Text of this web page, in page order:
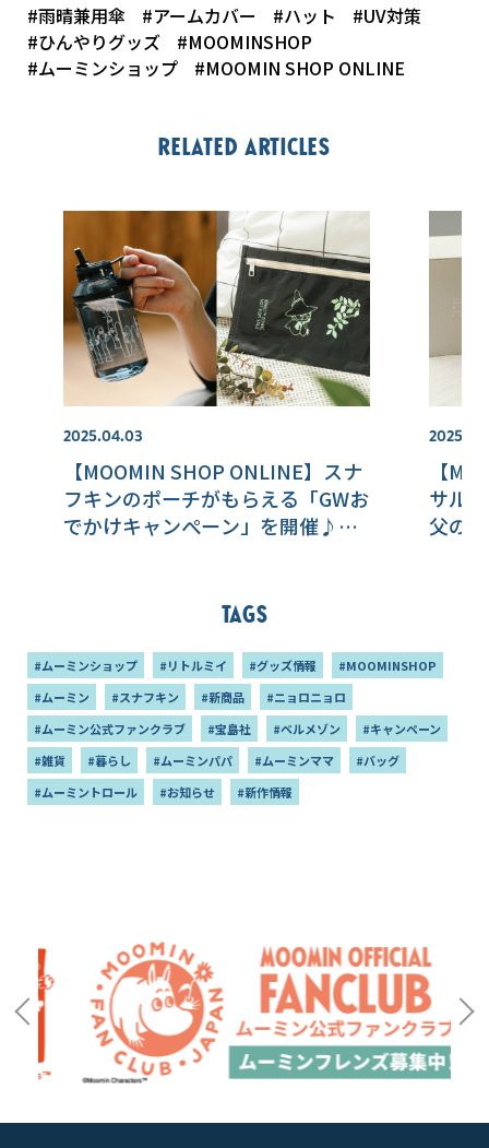
#雨晴兼用傘 #アームカバー #ハット
#UV対策
#ひんやりグッズ
#MOOMINSHOP
#ムーミンショップ
#MOOMIN SHOP ONLINE
Related articles
2025.04.03
【MOOMIN SHOP ONLINE】スナ
フキンのポーチがもらえる「GWお
でかけキャンぺーン」を開催♪旅
【
サル
父の
Tags
#ムーミンショップ #リトルミイ #グッズ情報
#MOOMINSHOP
#ムーミン
#スナフキン #新商品
#ニョロニョロ
#ムーミン公式ファンクラブ
#宝島社 #ベルメゾン
#キャンペーン
#雑貨
#暮らし #ムーミンパパ #ムーミンママ
#バッグ
#ムーミントロール
#お知らせ #新作情報